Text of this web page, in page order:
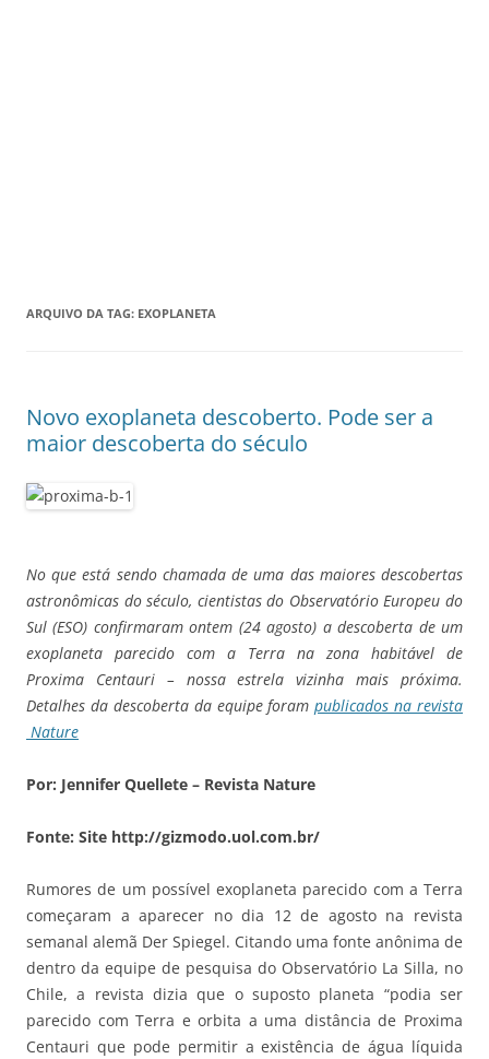
ARQUIVO DA TAG: EXOPLANETA
Novo exoplaneta descoberto. Pode ser a
maior descoberta do século
No que está sendo chamada de uma das maiores descobertas
astronômicas do século, cientistas do Observatório Europeu do
Sul (ESO) confirmaram ontem (24 agosto) a descoberta de um
exoplaneta parecido com a Terra na zona habitável de
Proxima Centauri – nossa estrela vizinha mais próxima.
Detalhes da descoberta da equipe forampublicados na revista
Nature
Por: Jennifer Quellete – Revista Nature
Fonte: Site http://gizmodo.uol.com.br/
Rumores de um possível exoplaneta parecido com a Terra
começaram a aparecer no dia 12 de agosto na revista
semanal alemã Der Spiegel. Citando uma fonte anônima de
dentro da equipe de pesquisa do Observatório La Silla, no
Chile, a revista dizia que o suposto planeta “podia ser
parecido com Terra e orbita a uma distância de Proxima
Centauri que pode permitir a existência de água líquida